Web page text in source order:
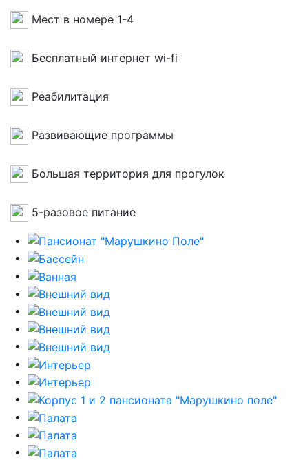
Мест в номере 1-4
Бесплатный интернет wi-fi
Реабилитация
Развивающие программы
Большая территория для прогулок
5-разовое питание